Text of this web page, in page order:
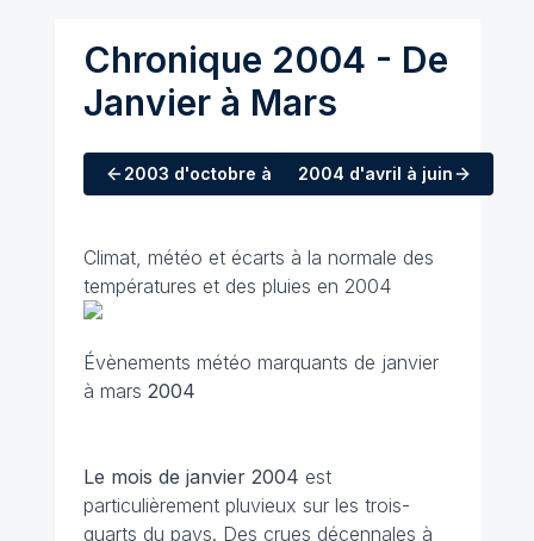
Chronique 2004 - De
Janvier à Mars
2003 d'octobre à décembre
2004 d'avril à juin
Climat, météo et écarts à la normale des
températures et des pluies en 2004
Évènements météo marquants de janvier
à mars 2004
Le mois de janvier 2004 est
particulièrement pluvieux sur les trois-
quarts du pays. Des crues décennales à